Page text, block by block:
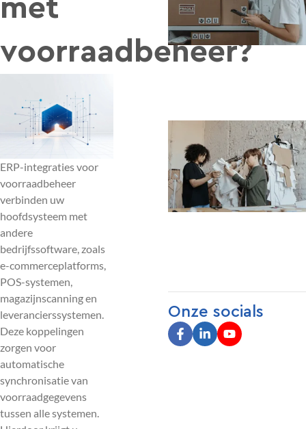
met
voorraadbeheer?
ERP-integraties voor
voorraadbeheer
verbinden uw
hoofdsysteem met
andere
bedrijfssoftware, zoals
e-commerceplatforms,
POS-systemen,
magazijnscanning en
leverancierssystemen.
Deze koppelingen
zorgen voor
automatische
synchronisatie van
voorraadgegevens
tussen alle systemen.
Onze socials